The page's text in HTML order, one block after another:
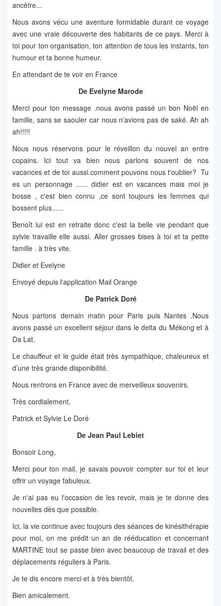
ancêtre...
Nous avons vécu une aventure formidable durant ce voyage
avec une vraie découverte des habitants de ce pays. Merci à
toi pour ton organisation, ton attention de tous les instants, ton
humour et ta bonne humeur.
En attendant de te voir en France
De Evelyne Marode
Merci pour ton message .nous avons passé un bon Noël en
famille, sans se saouler car nous n'avions pas de saké. Ah ah
ah!!!!!
Nous nous réservons pour le réveillon du nouvel an entre
copains. Ici tout va bien nous parlons souvent de nos
vacances et de toi aussi.comment pouvons nous t'oublier? Tu
es un personnage ...... didier est en vacances mais moi je
bosse , c'est bien connu ,ce sont toujours les femmes qui
bossent plus......
Benoît lui est en retraite donc c'est la belle vie pendant que
sylvie travaille elle aussi. Aller grosses bises à toi et ta petite
famille . à très vite.
Didier et Evelyne
Envoyé depuis l'application Mail Orange
De Patrick Doré
Nous partons demain matin pour Paris puis Nantes .Nous
avons passé un excellent séjour dans le delta du Mékong et à
Da Lat.
Le chauffeur et le guide était très sympathique, chaleureux et
d’une très grande disponibilité.
Nous rentrons en France avec de merveilleux souvenirs.
Très cordialement,
Patrick et Sylvie Le Doré
De Jean Paul Lebiet
Bonsoir Long,
Merci pour ton mail, je savais pouvoir compter sur toi et leur
offrir un voyage fabuleux.
Je n'ai pas eu l'occasion de les revoir, mais je te donne des
nouvelles dès que possible.
Ici, la vie continue avec toujours des séances de kinésithérapie
pour moi, on me prédit un an de rééducation et concernant
MARTINE tout se passe bien avec beaucoup de travail et des
déplacements réguliers à Paris.
Je te dis encore merci et à très bientôt.
Bien amicalement.